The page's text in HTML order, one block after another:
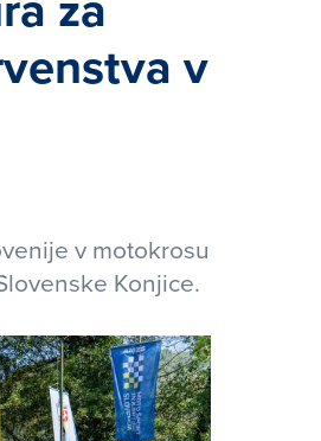
v
v motokrosu
Konjice.